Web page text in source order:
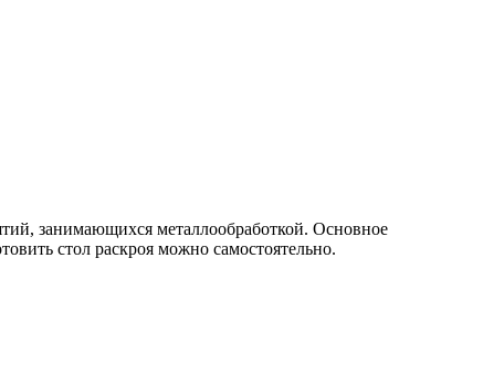
занимающихся металлообработкой. Основное
стол раскроя можно самостоятельно.